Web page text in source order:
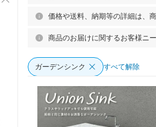
価格や送料、納期等の詳細は、
商品のお届けに関するお客様ニ
ガーデンシンク すべて解除